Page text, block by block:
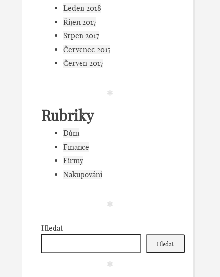
Leden 2018
Říjen 2017
Srpen 2017
Červenec 2017
Červen 2017
Rubriky
Dům
Finance
Firmy
Nakupování
Hledat
Hledat